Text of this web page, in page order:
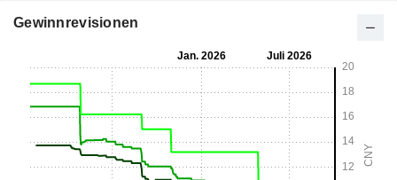
Gewinnrevisionen